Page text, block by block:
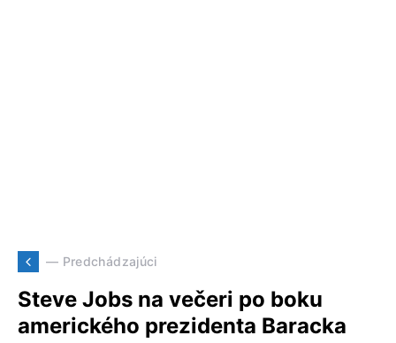
— Predchádzajúci
Steve Jobs na večeri po boku
amerického prezidenta Baracka